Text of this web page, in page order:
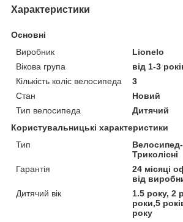
Характеристики
Основні
Виробник
Lionelo
Вікова група
від 1-3
Кількість коліс велосипеда
3
Стан
Новий
Тип велосипеда
Дитячий
Користувальницькі характеристики
Тип
Триколісні
Гарантія
24 місяці
від
Дитячий вік
1.5 року, 2
роки,5
року